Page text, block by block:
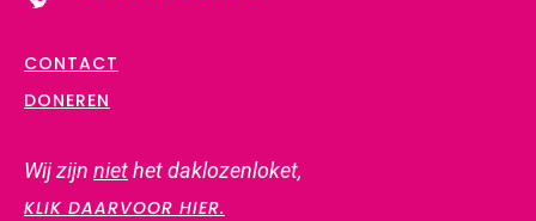
CONTACT
DONEREN
Wij zijn niethet daklozenloket,
KLIK DAARVOOR HIER.